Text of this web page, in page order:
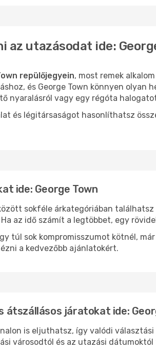
az utazásodat ide:
repülőjegyein, most remek
és George Town könnyen olyan
nyaralásról vagy egy régóta
és légitársaságot hasonlíthatsz
ide: George Town
sokféle árkategóriában
az idő számít a legtöbbet, egy
túl sok kompromisszumot kötnél,
a kedvezőbb ajánlatokért.
átszállásos járatokat ide:
is eljuthatsz, így valódi
városodtól és az utazási